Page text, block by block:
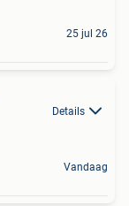
25 jul 26
Details
Vandaag